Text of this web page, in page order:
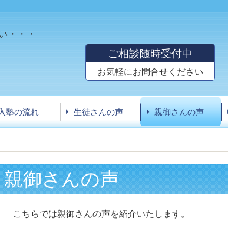
・・・
ご相談随時受付中
お気軽にお問合せください
塾の流れ 生徒さんの声 親御さんの声
親御さんの声
こちらでは親御さんの声を紹介いたします。